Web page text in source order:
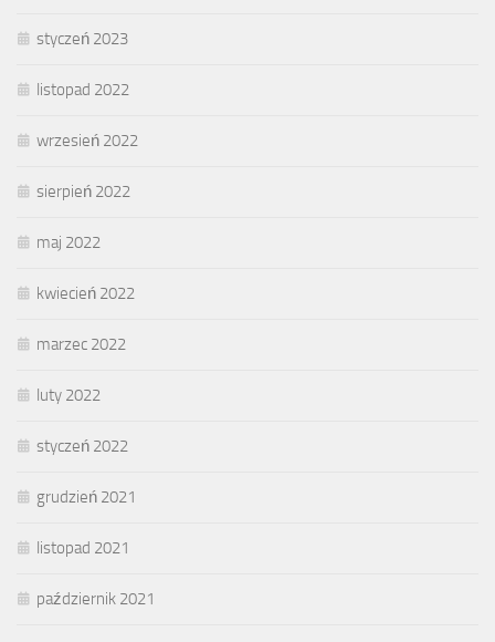
styczeń 2023
listopad 2022
wrzesień 2022
sierpień 2022
maj 2022
kwiecień 2022
marzec 2022
luty 2022
styczeń 2022
grudzień 2021
listopad 2021
październik 2021